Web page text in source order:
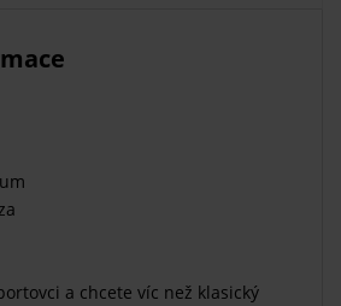
a chcete víc než klasický